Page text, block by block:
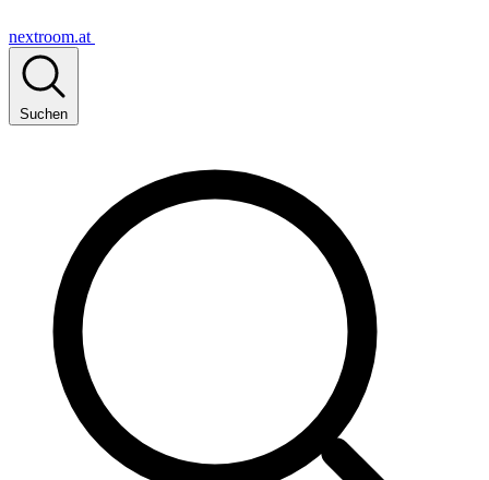
nextroom.at
Suchen